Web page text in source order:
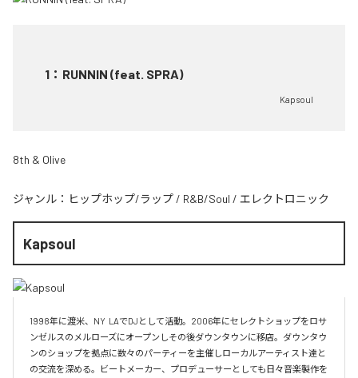
1 ： RUNNIN (feat. SPRA)
Kapsoul
8th & Olive
ジャンル： ヒップホップ/ラップ / R&B/Soul / エレクトロニック
Kapsoul
1998年に渡米、NY  LAでDJとして活動。2006年にセレクトショップをロサ
ンゼルスのメルローズにオープンしその後ダウンタウンに移店。ダウンタウ
ンのショップを拠点に数々のパーティーを主催しローカルアーティスト達と
の交流を深める。ビートメーカー、プロデューサーとしても日々音楽製作を